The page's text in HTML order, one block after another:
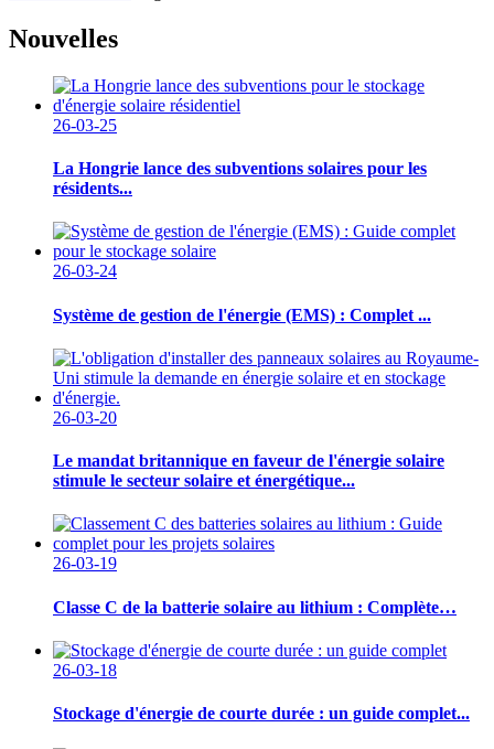
Nouvelles
26-03-25
La Hongrie lance des subventions solaires pour les
résidents...
26-03-24
Système de gestion de l'énergie (EMS) : Complet ...
26-03-20
Le mandat britannique en faveur de l'énergie solaire
stimule le secteur solaire et énergétique...
26-03-19
Classe C de la batterie solaire au lithium : Complète…
26-03-18
Stockage d'énergie de courte durée : un guide complet...